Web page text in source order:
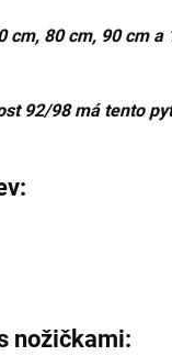
80 cm, 90 cm a
92/98 má tento
nožičkami: